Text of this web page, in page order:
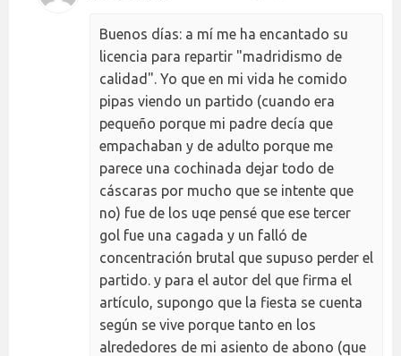
Buenos días: a mí me ha encantado su
licencia para repartir "madridismo de
calidad". Yo que en mi vida he comido
pipas viendo un partido (cuando era
pequeño porque mi padre decía que
empachaban y de adulto porque me
parece una cochinada dejar todo de
cáscaras por mucho que se intente que
no) fue de los uqe pensé que ese tercer
gol fue una cagada y un falló de
concentración brutal que supuso perder el
partido. y para el autor del que firma el
artículo, supongo que la fiesta se cuenta
según se vive porque tanto en los
alrededores de mi asiento de abono (que